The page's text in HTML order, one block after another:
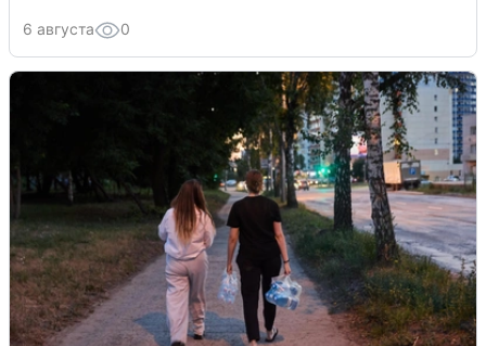
6 августа 0